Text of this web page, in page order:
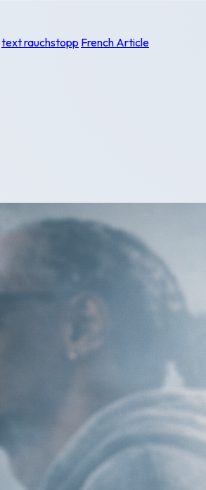
text rauchstopp French Article